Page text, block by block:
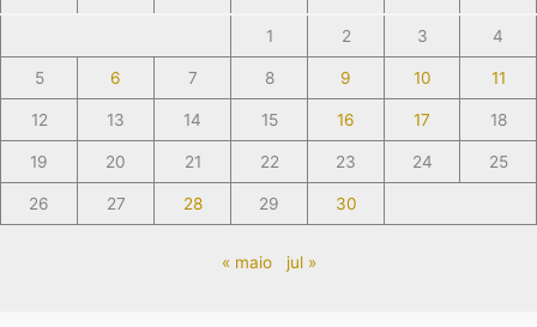
1 2 3 4
5 6 7 8 9 10 11
12 13 14 15 16 17 18
19 20 21 22 23 24 25
26 27 28 29 30
« maio jul »